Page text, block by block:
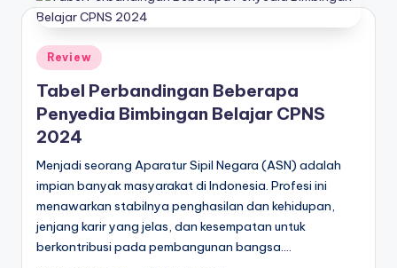
Posted
in
Review
Tabel Perbandingan Beberapa
Penyedia Bimbingan Belajar CPNS
2024
Menjadi seorang Aparatur Sipil Negara (ASN) adalah
impian banyak masyarakat di Indonesia. Profesi ini
menawarkan stabilnya penghasilan dan kehidupan,
jenjang karir yang jelas, dan kesempatan untuk
berkontribusi pada pembangunan bangsa.…